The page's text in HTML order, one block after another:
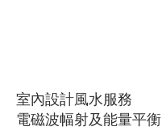
室內設計風水服務
電磁波幅射及能量平衡